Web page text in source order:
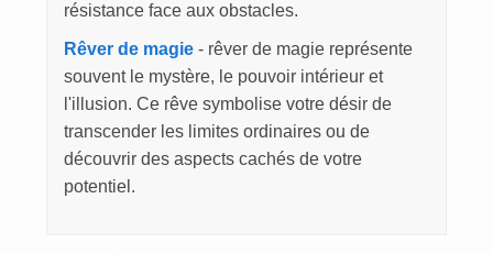
résistance face aux obstacles.
Rêver de magie- rêver de magie représente
souvent le mystère, le pouvoir intérieur et
l'illusion. Ce rêve symbolise votre désir de
transcender les limites ordinaires ou de
découvrir des aspects cachés de votre
potentiel.